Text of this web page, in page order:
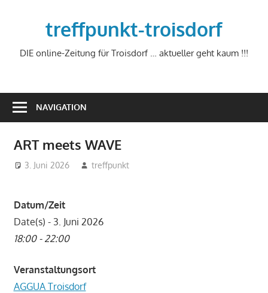
treffpunkt-troisdorf
DIE online-Zeitung für Troisdorf … aktueller geht kaum !!!
NAVIGATION
ART meets WAVE
3. Juni 2026 treffpunkt
Datum/Zeit
Date(s) - 3. Juni 2026
18:00 - 22:00
Veranstaltungsort
AGGUA Troisdorf